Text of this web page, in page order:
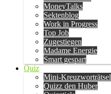
MoneyTalks
Sektenblog
Work in Progress
Top Job
Zugestiegen
Madame Energie
Smart gespart
Quiz
Mini-Kreuzworträtsel
Quizz den Huber